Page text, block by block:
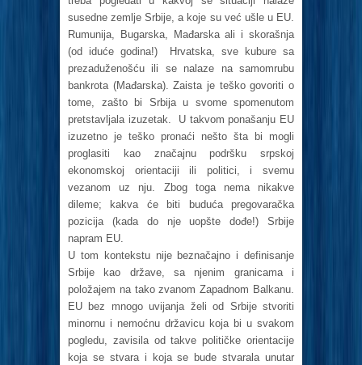
susedne zemlje Srbije, a koje su već ušle u EU.
Rumunija, Bugarska, Mađarska ali i skorašnja
(od iduće godina!) Hrvatska, sve kubure sa
prezaduženošću ili se nalaze na samomrubu
bankrota (Mađarska). Zaista je teško govoriti o
tome, zašto bi Srbija u svome spomenutom
pretstavljala izuzetak. U takvom ponašanju EU
izuzetno je teško pronaći nešto šta bi mogli
proglasiti kao značajnu podršku srpskoj
ekonomskoj orientaciji ili politici, i svemu
vezanom uz nju. Zbog toga nema nikakve
dileme; kakva će biti buduća pregovaračka
pozicija (kada do nje uopšte dođe!) Srbije
napram EU.
U tom kontekstu nije beznačajno i definisanje
Srbije kao države, sa njenim granicama i
položajem na tako zvanom Zapadnom Balkanu.
EU bez mnogo uvijanja želi od Srbije stvoriti
minornu i nemoćnu državicu koja bi u svakom
pogledu, zavisila od takve političke orientacije
koja se stvara i koja se bude stvarala unutar